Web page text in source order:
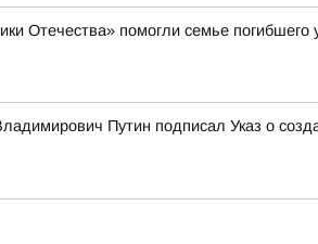
Отечества» помогли семье
Путин подписал Указ о